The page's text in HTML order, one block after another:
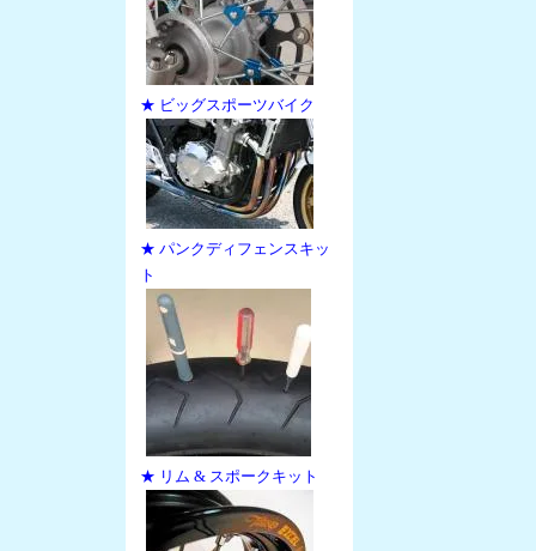
★ ビッグスポーツバイク
★ パンクディフェンスキッ
ト
★ リム & スポークキット